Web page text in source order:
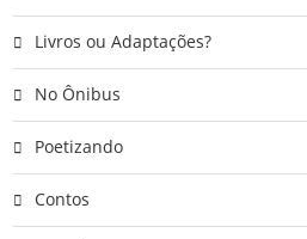
Livros ou Adaptações?
No Ônibus
Poetizando
Contos